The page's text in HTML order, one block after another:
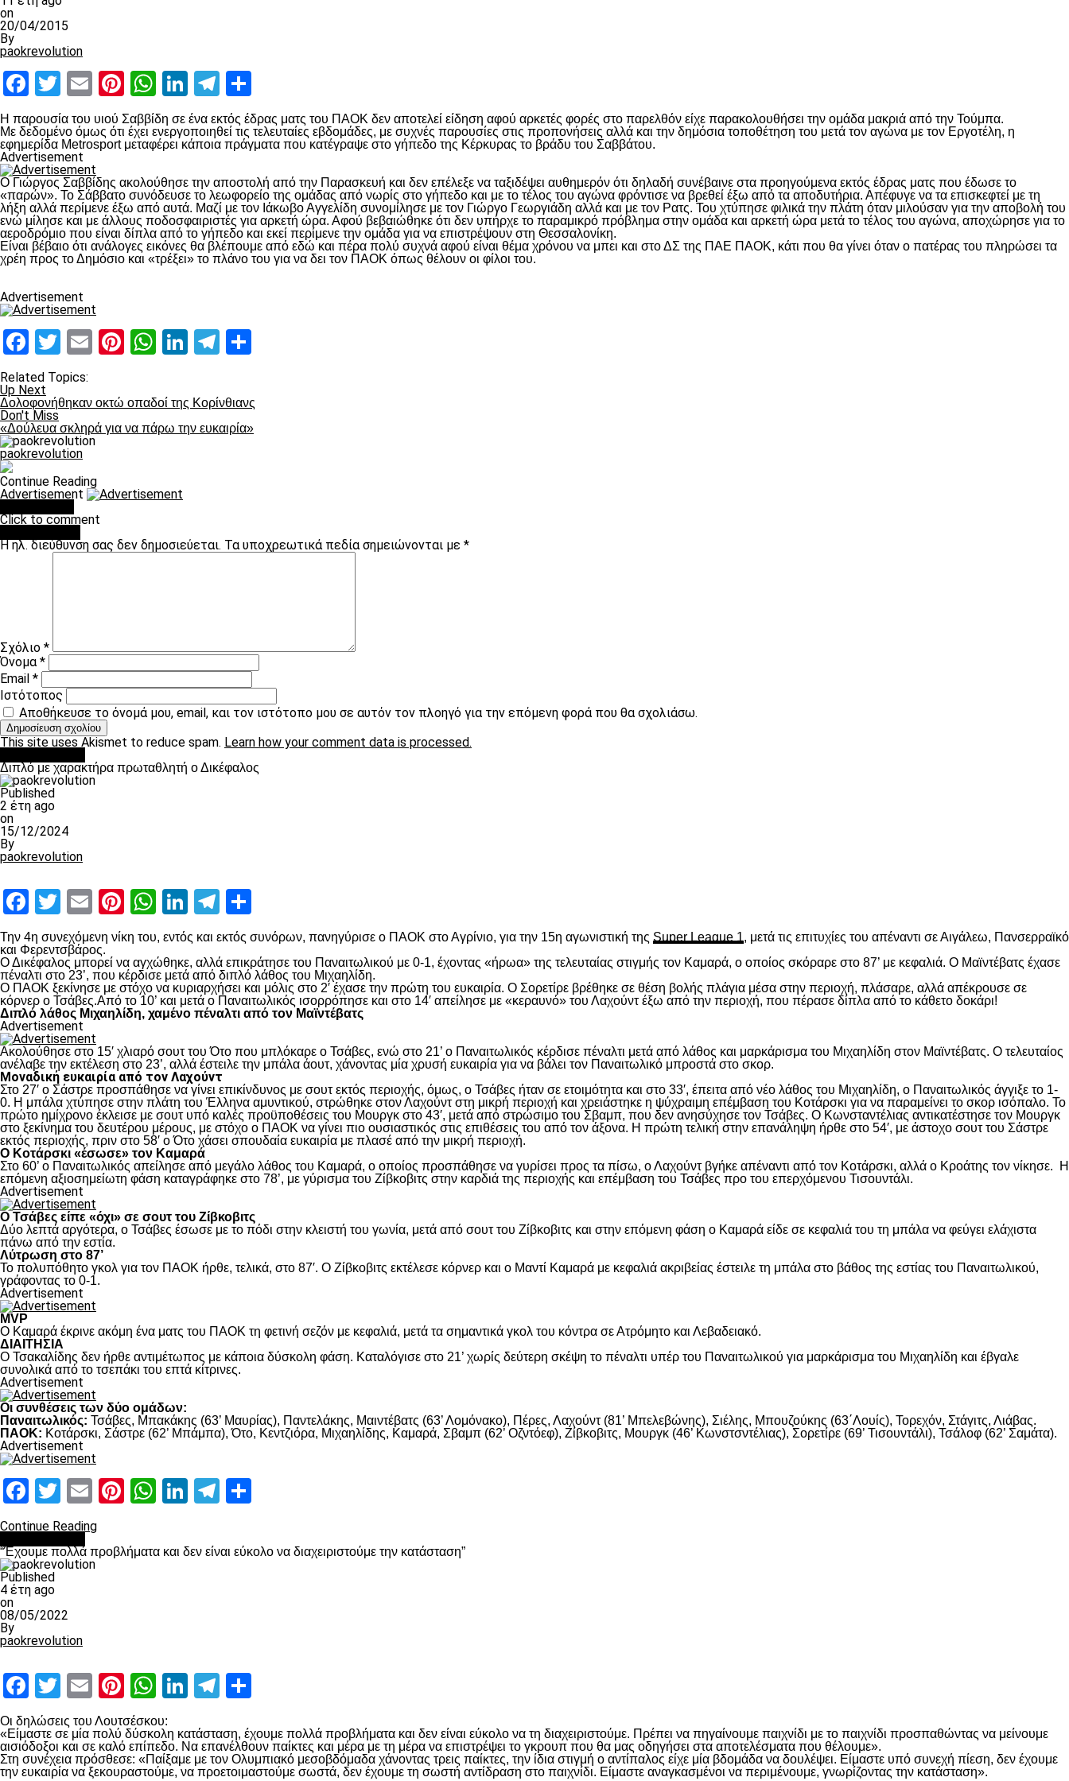
on
20/04/2015
By
paokrevolution
Facebook
Twitter
EmailPinterest
WhatsApp
LinkedIn
Telegram
Η παρουσία του υιού Σαββίδη σε ένα εκτός έδρας ματς του ΠΑΟΚ δεν αποτελεί είδηση αφού αρκετές φορές στο παρελθόν είχε παρακολουθήσει την ομάδα μακριά από την Τούμπα.
Με δεδομένο όμως ότι έχει ενεργοποιηθεί τις τελευταίες εβδομάδες, με συχνές παρουσίες στις προπονήσεις αλλά και την δημόσια τοποθέτηση του μετά τον αγώνα με τον Εργοτέλη, η
εφημερίδα Metrosport μεταφέρει κάποια πράγματα που κατέγραψε στο γήπεδο της Κέρκυρας το βράδυ του Σαββάτου.
Advertisement
Ο Γιώργος Σαββίδης ακολούθησε την αποστολή από την Παρασκευή και δεν επέλεξε να ταξιδέψει αυθημερόν ότι δηλαδή συνέβαινε στα προηγούμενα εκτός έδρας ματς που έδωσε το
«παρών». Το Σάββατο συνόδευσε το λεωφορείο της ομάδας από νωρίς στο γήπεδο και με το τέλος του αγώνα φρόντισε να βρεθεί έξω από τα αποδυτήρια. Απέφυγε να τα επισκεφτεί με τη
λήξη αλλά περίμενε έξω από αυτά. Μαζί με τον Ιάκωβο Αγγελίδη συνομίλησε με τον Γιώργο Γεωργιάδη αλλά και με τον Ρατς. Του χτύπησε φιλικά την πλάτη όταν μιλούσαν για την αποβολή του
ενώ μίλησε και με άλλους ποδοσφαιριστές για αρκετή ώρα. Αφού βεβαιώθηκε ότι δεν υπήρχε το παραμικρό πρόβλημα στην ομάδα και αρκετή ώρα μετά το τέλος του αγώνα, αποχώρησε για το
αεροδρόμιο που είναι δίπλα από το γήπεδο και εκεί περίμενε την ομάδα για να επιστρέψουν στη Θεσσαλονίκη.
Είναι βέβαιο ότι ανάλογες εικόνες θα βλέπουμε από εδώ και πέρα πολύ συχνά αφού είναι θέμα χρόνου να μπει και στο ΔΣ της ΠΑΕ ΠΑΟΚ, κάτι που θα γίνει όταν ο πατέρας του πληρώσει τα
χρέη προς το Δημόσιο και «τρέξει» το πλάνο του για να δει τον ΠΑΟΚ όπως θέλουν οι φίλοι του.
Advertisement
Facebook
Twitter
EmailPinterest
WhatsApp
LinkedIn
Telegram
Related Topics:
Up Next
Δολοφονήθηκαν οκτώ οπαδοί της Κορίνθιανς
Don't Miss
«Δούλευα σκληρά για να πάρω την ευκαιρία»
paokrevolution
Continue Reading
Advertisement
Click to comment
Η ηλ. διεύθυνση σας δεν δημοσιεύεται. Τα υποχρεωτικά πεδία σημειώνονται με *
Σχόλιο *
Όνομα*
Email *
Ιστότοπος
Αποθήκευσε το όνομά μου, email, και τον ιστότοπο μου σε αυτόν τον πλοηγό για την επόμενη φορά που θα σχολιάσω.
This site uses Akismet to reduce spam. Learn how your comment data is processed.
Διπλό με χαρακτήρα πρωταθλητή ο Δικέφαλος
Published
2 έτη ago
on
15/12/2024
By
paokrevolution
Facebook
Twitter
EmailPinterest
WhatsApp
LinkedIn
Telegram
Την 4η συνεχόμενη νίκη του, εντός και εκτός συνόρων, πανηγύρισε ο ΠΑΟΚ στο Αγρίνιο, για την 15η αγωνιστική της Super League 1, μετά τις επιτυχίες του απέναντι σε Αιγάλεω, Πανσερραϊκό
και Φερεντσβάρος.
Ο Δικέφαλος μπορεί να αγχώθηκε, αλλά επικράτησε του Παναιτωλικού με 0-1, έχοντας «ήρωα» της τελευταίας στιγμής τον Καμαρά, ο οποίος σκόραρε στο 87’ με κεφαλιά. Ο Μαϊντέβατς έχασε
πέναλτι στο 23’, που κέρδισε μετά από διπλό λάθος του Μιχαηλίδη.
Ο ΠΑΟΚ ξεκίνησε με στόχο να κυριαρχήσει και μόλις στο 2′ έχασε την πρώτη του ευκαιρία. Ο Σορετίρε βρέθηκε σε θέση βολής πλάγια μέσα στην περιοχή, πλάσαρε, αλλά απέκρουσε σε
κόρνερ ο Τσάβες.Από το 10’ και μετά ο Παναιτωλικός ισορρόπησε και στο 14′ απείλησε με «κεραυνό» του Λαχούντ έξω από την περιοχή, που πέρασε δίπλα από το κάθετο δοκάρι!
Διπλό λάθος Μιχαηλίδη, χαμένο πέναλτι από τον Μαϊντέβατς
Advertisement
Ακολούθησε στο 15′ χλιαρό σουτ του Ότο που μπλόκαρε ο Τσάβες, ενώ στο 21’ ο Παναιτωλικός κέρδισε πέναλτι μετά από λάθος και μαρκάρισμα του Μιχαηλίδη στον Μαϊντέβατς. Ο τελευταίος
ανέλαβε την εκτέλεση στο 23’, αλλά έστειλε την μπάλα άουτ, χάνοντας μία χρυσή ευκαιρία για να βάλει τον Παναιτωλικό μπροστά στο σκορ.
Μοναδική ευκαιρία από τον Λαχούντ
Στο 27′ ο Σάστρε προσπάθησε να γίνει επικίνδυνος με σουτ εκτός περιοχής, όμως, ο Τσάβες ήταν σε ετοιμότητα και στο 33′, έπειτα από νέο λάθος του Μιχαηλίδη, ο Παναιτωλικός άγγιξε το 1-
0. Η μπάλα χτύπησε στην πλάτη του Έλληνα αμυντικού, στρώθηκε στον Λαχούντ στη μικρή περιοχή και χρειάστηκε η ψύχραιμη επέμβαση του Κοτάρσκι για να παραμείνει το σκορ ισόπαλο. Το
πρώτο ημίχρονο έκλεισε με σουτ υπό καλές προϋποθέσεις του Μουργκ στο 43′, μετά από στρώσιμο του Σβαμπ, που δεν ανησύχησε τον Τσάβες. Ο Κωνσταντέλιας αντικατέστησε τον Μουργκ
στο ξεκίνημα του δευτέρου μέρους, με στόχο ο ΠΑΟΚ να γίνει πιο ουσιαστικός στις επιθέσεις του από τον άξονα. Η πρώτη τελική στην επανάληψη ήρθε στο 54′, με άστοχο σουτ του Σάστρε
εκτός περιοχής, πριν στο 58′ ο Ότο χάσει σπουδαία ευκαιρία με πλασέ από την μικρή περιοχή.
Ο Κοτάρσκι «έσωσε» τον Καμαρά
Στο 60’ ο Παναιτωλικός απείλησε από μεγάλο λάθος του Καμαρά, ο οποίος προσπάθησε να γυρίσει προς τα πίσω, ο Λαχούντ βγήκε απέναντι από τον Κοτάρσκι, αλλά ο Κροάτης τον νίκησε. Η
επόμενη αξιοσημείωτη φάση καταγράφηκε στο 78’, με γύρισμα του Ζίβκοβιτς στην καρδιά της περιοχής και επέμβαση του Τσάβες προ του επερχόμενου Τισουντάλι.
Advertisement
Ο Τσάβες είπε «όχι» σε σουτ του Ζίβκοβιτς
Δύο λεπτά αργότερα, ο Τσάβες έσωσε με το πόδι στην κλειστή του γωνία, μετά από σουτ του Ζίβκοβιτς και στην επόμενη φάση ο Καμαρά είδε σε κεφαλιά του τη μπάλα να φεύγει ελάχιστα
πάνω από την εστία.
Λύτρωση στο 87’
Το πολυπόθητο γκολ για τον ΠΑΟΚ ήρθε, τελικά, στο 87′. Ο Ζίβκοβιτς εκτέλεσε κόρνερ και ο Μαντί Καμαρά με κεφαλιά ακριβείας έστειλε τη μπάλα στο βάθος της εστίας του Παναιτωλικού,
γράφοντας το 0-1.
Advertisement
MVP
Ο Καμαρά έκρινε ακόμη ένα ματς του ΠΑΟΚ τη φετινή σεζόν με κεφαλιά, μετά τα σημαντικά γκολ του κόντρα σε Ατρόμητο και Λεβαδειακό.
ΔΙΑΙΤΗΣΙΑ
Ο Τσακαλίδης δεν ήρθε αντιμέτωπος με κάποια δύσκολη φάση. Καταλόγισε στο 21’ χωρίς δεύτερη σκέψη το πέναλτι υπέρ του Παναιτωλικού για μαρκάρισμα του Μιχαηλίδη και έβγαλε
συνολικά από το τσεπάκι του επτά κίτρινες.
Advertisement
Οι συνθέσεις των δύο ομάδων:
Παναιτωλικός: Τσάβες, Μπακάκης (63’ Μαυρίας), Παντελάκης, Μαιντέβατς (63’ Λομόνακο), Πέρες, Λαχούντ (81’ Μπελεβώνης), Σιέλης, Μπουζούκης (63΄Λουίς), Τορεχόν, Στάγιτς, Λιάβας.
ΠΑΟΚ: Κοτάρσκι, Σάστρε (62’ Μπάμπα), Ότο, Κεντζιόρα, Μιχαηλίδης, Καμαρά, Σβαμπ (62’ Οζντόεφ), Ζίβκοβιτς, Μουργκ (46’ Κωνστσντέλιας), Σορετίρε (69’ Τισουντάλι), Τσάλοφ (62’ Σαμάτα).
Advertisement
Facebook
Twitter
EmailPinterest
WhatsApp
LinkedIn
Telegram
Continue Reading
“Έχουμε πολλά προβλήματα και δεν είναι εύκολο να διαχειριστούμε την κατάσταση”
Published
4 έτη ago
on
08/05/2022
By
paokrevolution
Facebook
Twitter
EmailPinterest
WhatsApp
LinkedIn
Telegram
Οι δηλώσεις του Λουτσέσκου:
«Είμαστε σε μία πολύ δύσκολη κατάσταση, έχουμε πολλά προβλήματα και δεν είναι εύκολο να τη διαχειριστούμε. Πρέπει να πηγαίνουμε παιχνίδι με το παιχνίδι προσπαθώντας να μείνουμε
αισιόδοξοι και σε καλό επίπεδο. Να επανέλθουν παίκτες και μέρα με τη μέρα να επιστρέψει το γκρουπ που θα μας οδηγήσει στα αποτελέσματα που θέλουμε».
Στη συνέχεια πρόσθεσε: «Παίξαμε με τον Ολυμπιακό μεσοβδόμαδα χάνοντας τρεις παίκτες, την ίδια στιγμή ο αντίπαλος είχε μία βδομάδα να δουλέψει. Είμαστε υπό συνεχή πίεση, δεν έχουμε
την ευκαιρία να ξεκουραστούμε, να προετοιμαστούμε σωστά, δεν έχουμε τη σωστή αντίδραση στο παιχνίδι. Είμαστε αναγκασμένοι να περιμένουμε, γνωρίζοντας την κατάσταση».